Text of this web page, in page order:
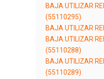
BAJA UTILIZAR
(55110295)
BAJA UTILIZAR
BAJA UTILIZAR
(55110288)
BAJA UTILIZAR
(55110289)